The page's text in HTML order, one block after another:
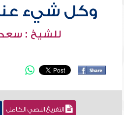
وكل شيء
للشيخ : سعد
التفريغ النصي الكامل